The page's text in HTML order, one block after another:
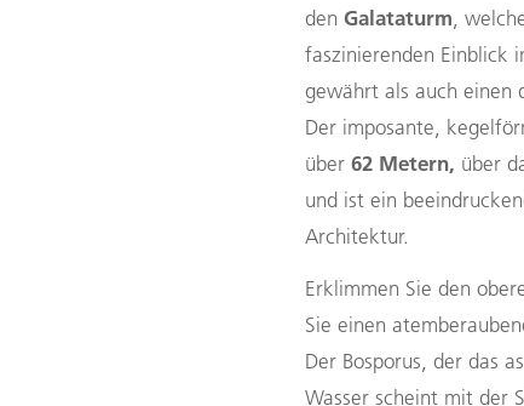
den Galataturm,
faszinierenden Einblick
gewährt als auch einen
Der imposante,
über 62 Metern, über
und ist ein
Architektur.
Erklimmen Sie den
Sie einen
Der Bosporus, der das
Wasser scheint mit der